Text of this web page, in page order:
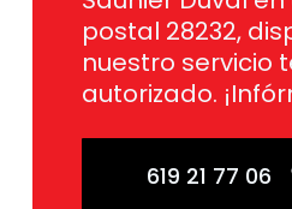
postal 28232,
nuestro servicio
autorizado.
619 21 77 06